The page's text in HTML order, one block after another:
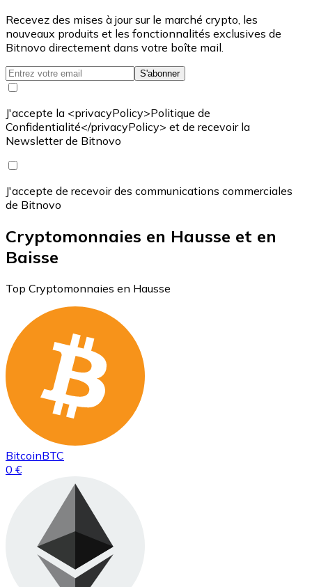
Recevez des mises à jour sur le marché crypto, les
nouveaux produits et les fonctionnalités exclusives de
Bitnovo directement dans votre boîte mail.
S'abonner
J'accepte la <privacyPolicy>Politique de
Confidentialité</privacyPolicy> et de recevoir la
Newsletter de Bitnovo
J'accepte de recevoir des communications commerciales
de Bitnovo
Cryptomonnaies en Hausse et en
Baisse
Top Cryptomonnaies en Hausse
BitcoinBTC
0 €